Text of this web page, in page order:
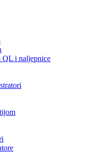
QL i naljepnice